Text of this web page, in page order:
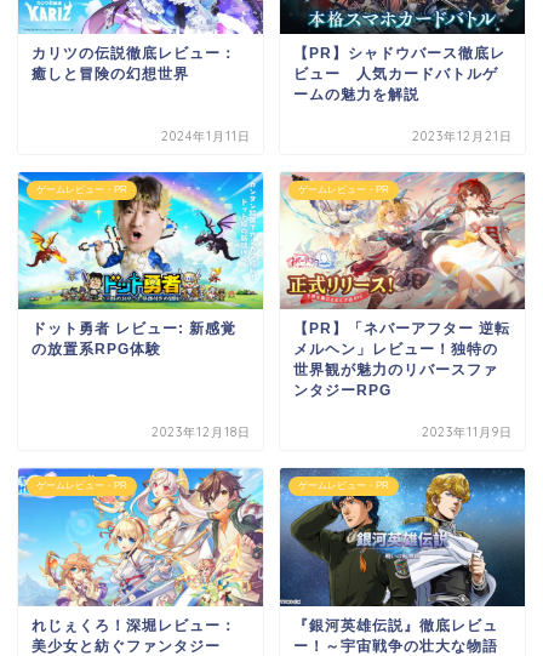
カリツの伝説徹底レビュー：
癒しと冒険の幻想世界
2024年1月11日
【PR】シャドウバース徹底レ
ビュー 人気カードバトルゲ
ームの魅力を解説
2023年12月21日
ゲームレビュー・PR
ドット勇者 レビュー: 新感覚
の放置系RPG体験
2023年12月18日
ゲームレビュー・PR
【PR】「ネバーアフター 逆転
メルヘン」レビュー！独特の
世界観が魅力のリバースファ
ンタジーRPG
2023年11月9日
ゲームレビュー・PR
れじぇくろ！深堀レビュー：
美少女と紡ぐファンタジー
ゲームレビュー・PR
『銀河英雄伝説』徹底レビュ
ー！～宇宙戦争の壮大な物語